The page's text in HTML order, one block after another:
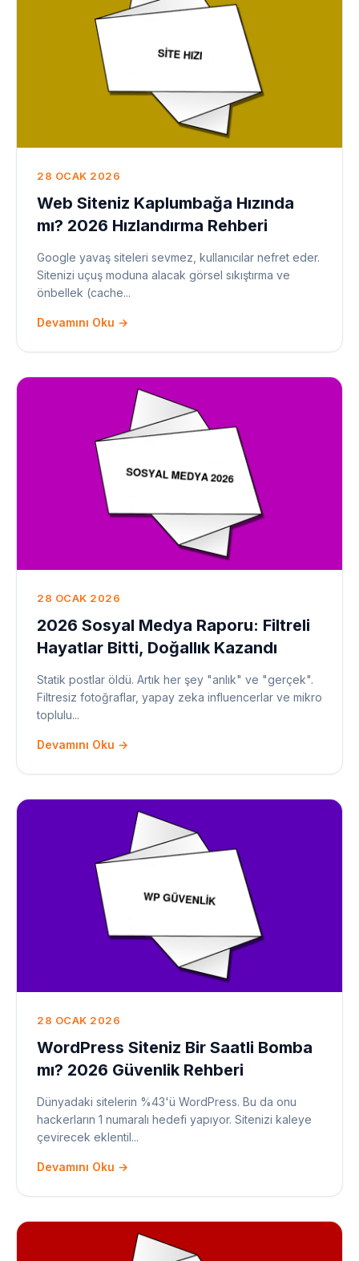
28 OCAK 2026
Web Siteniz Kaplumbağa Hızında
mı? 2026 Hızlandırma Rehberi
Google yavaş siteleri sevmez, kullanıcılar nefret eder.
Sitenizi uçuş moduna alacak görsel sıkıştırma ve
önbellek (cache...
Devamını Oku →
28 OCAK 2026
2026 Sosyal Medya Raporu: Filtreli
Hayatlar Bitti, Doğallık Kazandı
Statik postlar öldü. Artık her şey "anlık" ve "gerçek".
Filtresiz fotoğraflar, yapay zeka influencerlar ve mikro
toplulu...
Devamını Oku →
28 OCAK 2026
WordPress Siteniz Bir Saatli Bomba
mı? 2026 Güvenlik Rehberi
Dünyadaki sitelerin %43'ü WordPress. Bu da onu
hackerların 1 numaralı hedefi yapıyor. Sitenizi kaleye
çevirecek eklentil...
Devamını Oku →